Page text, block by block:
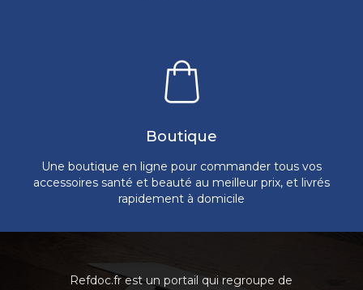
Boutique
Une boutique en ligne pour commander tous vos
accessoires santé et beauté au meilleur prix, et livrés
rapidement à domicile
Refdoc.fr est un portail qui regroupe de